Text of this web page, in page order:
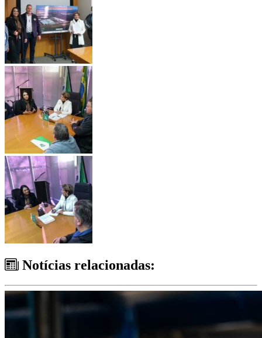
Notícias relacionadas: